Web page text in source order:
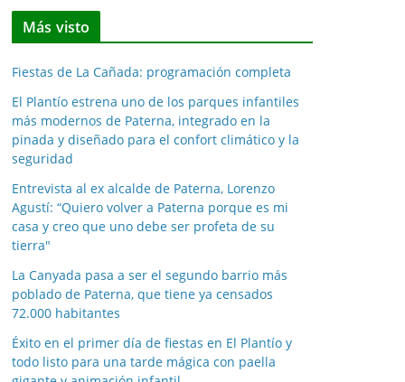
t
i
a
s
p
o
r
m
e
e
s
Más visto
Fiestas de La Cañada: programación completa
El Plantío estrena uno de los parques infantiles
más modernos de Paterna, integrado en la
pinada y diseñado para el confort climático y la
seguridad
Entrevista al ex alcalde de Paterna, Lorenzo
Agustí: “Quiero volver a Paterna porque es mi
casa y creo que uno debe ser profeta de su
tierra"
La Canyada pasa a ser el segundo barrio más
poblado de Paterna, que tiene ya censados
72.000 habitantes
Éxito en el primer día de fiestas en El Plantío y
todo listo para una tarde mágica con paella